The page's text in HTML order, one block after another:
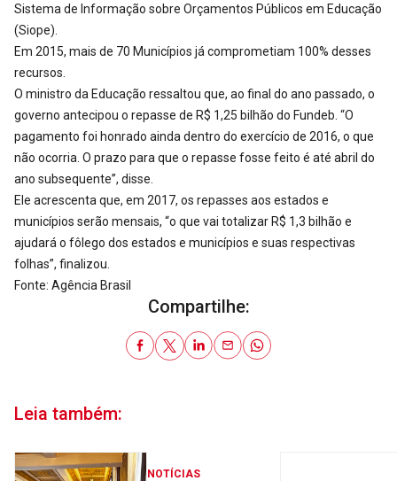
Sistema de Informação sobre Orçamentos Públicos em Educação
(Siope).
Em 2015, mais de 70 Municípios já comprometiam 100% desses
recursos.
O ministro da Educação ressaltou que, ao final do ano passado, o
governo antecipou o repasse de R$ 1,25 bilhão do Fundeb. “O
pagamento foi honrado ainda dentro do exercício de 2016, o que
não ocorria. O prazo para que o repasse fosse feito é até abril do
ano subsequente”, disse.
Ele acrescenta que, em 2017, os repasses aos estados e
municípios serão mensais, “o que vai totalizar R$ 1,3 bilhão e
ajudará o fôlego dos estados e municípios e suas respectivas
folhas”, finalizou.
Fonte: Agência Brasil
Compartilhe:
Leia também:
NOTÍCIAS